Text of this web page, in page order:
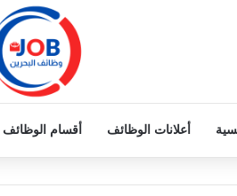
أعلانات الوظائف أقسام الوظائف